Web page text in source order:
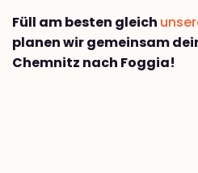
Füll am besten gleich
planen wir gemeinsam
Chemnitz nach Foggia!